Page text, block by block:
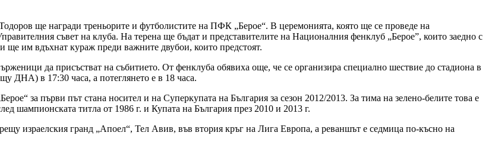
ще награди треньорите и футболистите на ПФК „Берое“. В церемонията, която ще се проведе на
съвет на клуба. На терена ще бъдат и представителите на Националния фенклуб „Берое”, които заедно с
им вдъхнат кураж преди важните двубои, които предстоят.
да присъстват на събитието. От фенклуба обявиха още, че се организира специално шествие до стадиона в
ДНА) в 17:30 часа, а потеглянето е в 18 часа.
за първи път стана носител и на Суперкупата на България за сезон 2012/2013. За тима на зелено-белите това е
шампионската титла от 1986 г. и Купата на България през 2010 и 2013 г.
израелския гранд „Апоел“, Тел Авив, във втория кръг на Лига Европа, а реваншът е седмица по-късно на